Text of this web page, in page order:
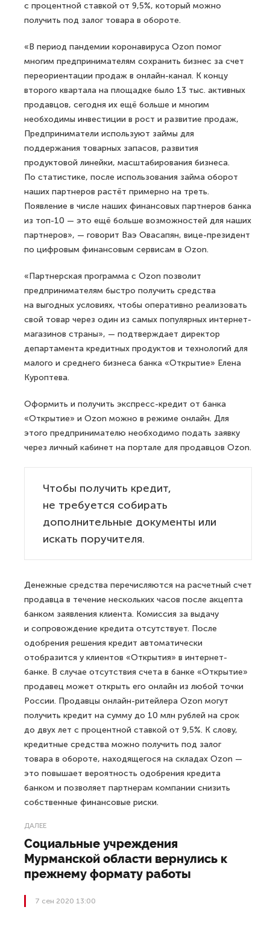
с процентной ставкой от 9,5%, который можно
получить под залог товара в обороте.
«В период пандемии коронавируса Ozon помог
многим предпринимателям сохранить бизнес за счет
переориентации продаж в онлайн-канал. К концу
второго квартала на площадке было 13 тыс. активных
продавцов, сегодня их ещё больше и многим
необходимы инвестиции в рост и развитие продаж,
Предприниматели используют займы для
поддержания товарных запасов, развития
продуктовой линейки, масштабирования бизнеса.
По статистике, после использования займа оборот
наших партнеров растёт примерно на треть.
Появление в числе наших финансовых партнеров банка
из топ-10 — это ещё больше возможностей для наших
партнеров», — говорит Ваэ Овасапян, вице-президент
по цифровым финансовым сервисам в Ozon.
«Партнерская программа с Ozon позволит
предпринимателям быстро получить средства
на выгодных условиях, чтобы оперативно реализовать
свой товар через один из самых популярных интернет-
магазинов страны», — подтверждает директор
департамента кредитных продуктов и технологий для
малого и среднего бизнеса банка «Открытие» Елена
Куроптева.
Оформить и получить экспресс-кредит от банка
«Открытие» и Ozon можно в режиме онлайн. Для
этого предпринимателю необходимо подать заявку
через личный кабинет на портале для продавцов Ozon.
Чтобы получить кредит,
не требуется собирать
дополнительные документы или
искать поручителя.
Денежные средства перечисляются на расчетный счет
продавца в течение нескольких часов после акцепта
банком заявления клиента. Комиссия за выдачу
и сопровождение кредита отсутствует. После
одобрения решения кредит автоматически
отобразится у клиентов «Открытия» в интернет-
банке. В случае отсутствия счета в банке «Открытие»
продавец может открыть его онлайн из любой точки
России. Продавцы онлайн-ритейлера Ozon могут
получить кредит на сумму до 10 млн рублей на срок
до двух лет с процентной ставкой от 9,5%. К слову,
кредитные средства можно получить под залог
товара в обороте, находящегося на складах Ozon —
это повышает вероятность одобрения кредита
банком и позволяет партнерам компании снизить
собственные финансовые риски.
ДАЛЕЕ
Социальные учреждения
Мурманской области вернулись к
прежнему формату работы
7 сен 2020 13:00